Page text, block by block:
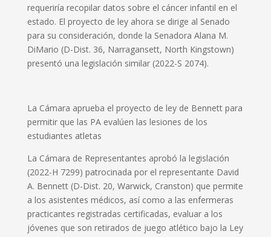
requeriría recopilar datos sobre el cáncer infantil en el
estado. El proyecto de ley ahora se dirige al Senado
para su consideración, donde la Senadora Alana M.
DiMario (D-Dist. 36, Narragansett, North Kingstown)
presentó una legislación similar (2022-S 2074).
La Cámara aprueba el proyecto de ley de Bennett para
permitir que las PA evalúen las lesiones de los
estudiantes atletas
La Cámara de Representantes aprobó la legislación
(2022-H 7299) patrocinada por el representante David
A. Bennett (D-Dist. 20, Warwick, Cranston) que permite
a los asistentes médicos, así como a las enfermeras
practicantes registradas certificadas, evaluar a los
jóvenes que son retirados de juego atlético bajo la Ley